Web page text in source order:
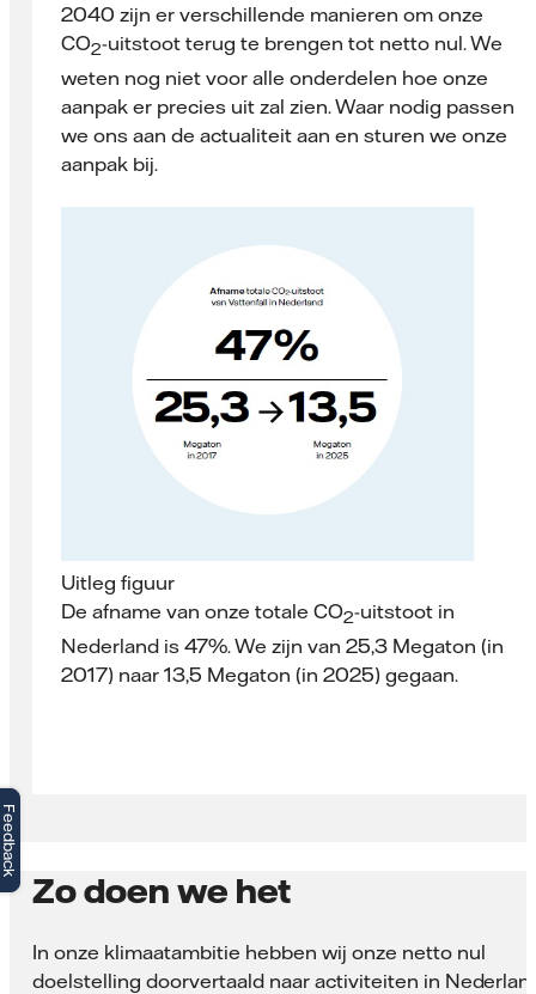
2040 zijn er verschillende manieren om onze
CO2-uitstoot terug te brengen tot netto nul. We
weten nog niet voor alle onderdelen hoe onze
aanpak er precies uit zal zien. Waar nodig passen
we ons aan de actualiteit aan en sturen we onze
aanpak bij.
Uitleg figuur
De afname van onze totale CO2-uitstoot in
Nederland is 47%. We zijn van 25,3 Megaton (in
2017) naar 13,5 Megaton (in 2025) gegaan.
Zo doen we het
In onze klimaatambitie hebben wij onze netto nul
doelstelling doorvertaald naar activiteiten in
Feedback